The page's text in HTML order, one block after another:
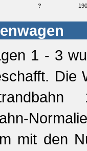
?
1 - 3
Die
mit den